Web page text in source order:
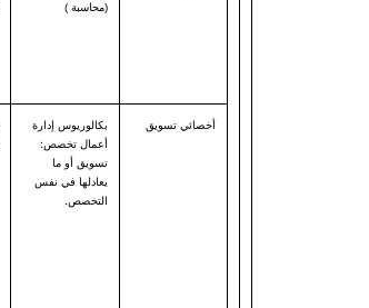
(محاسبة )
أخصائي تسويق
بكالوريوس إدارة
أعمال تخصص:
تسويق أو ما
يعادلها في نفس
التخصص.